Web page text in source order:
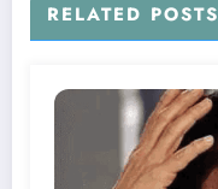
RELATED POSTS